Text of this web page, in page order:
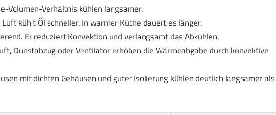
Volumen-Verhältnis kühlen langsamer.
kühlt Öl schneller. In warmer Küche dauert es länger.
Er reduziert Konvektion und verlangsamt das Abkühlen.
Dunstabzug oder Ventilator erhöhen die Wärmeabgabe durch konvektive
mit dichten Gehäusen und guter Isolierung kühlen deutlich langsamer als